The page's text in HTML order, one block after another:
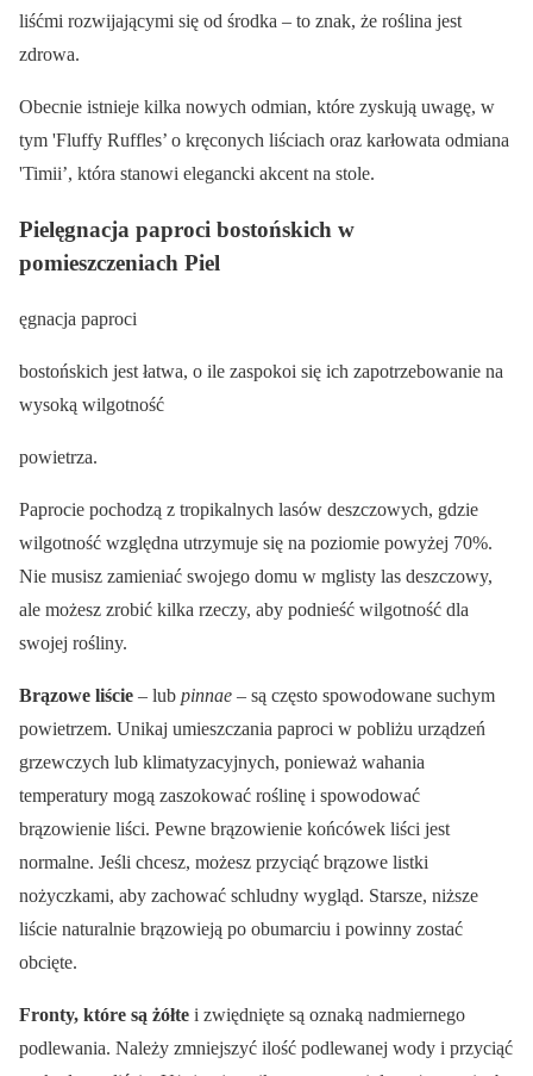
liśćmi rozwijającymi się od środka – to znak, że roślina jest
zdrowa.
Obecnie istnieje kilka nowych odmian, które zyskują uwagę, w
tym 'Fluffy Ruffles’ o kręconych liściach oraz karłowata odmiana
'Timii’, która stanowi elegancki akcent na stole.
Pielęgnacja paproci bostońskich w
pomieszczeniach Piel
ęgnacja paproci
bostońskich jest łatwa, o ile zaspokoi się ich zapotrzebowanie na
wysoką wilgotność
powietrza.
Paprocie pochodzą z tropikalnych lasów deszczowych, gdzie
wilgotność względna utrzymuje się na poziomie powyżej 70%.
Nie musisz zamieniać swojego domu w mglisty las deszczowy,
ale możesz zrobić kilka rzeczy, aby podnieść wilgotność dla
swojej rośliny.
Brązowe liście – lub pinnae – są często spowodowane suchym
powietrzem. Unikaj umieszczania paproci w pobliżu urządzeń
grzewczych lub klimatyzacyjnych, ponieważ wahania
temperatury mogą zaszokować roślinę i spowodować
brązowienie liści. Pewne brązowienie końcówek liści jest
normalne. Jeśli chcesz, możesz przyciąć brązowe listki
nożyczkami, aby zachować schludny wygląd. Starsze, niższe
liście naturalnie brązowieją po obumarciu i powinny zostać
obcięte.
Fronty, które są żółte i zwiędnięte są oznaką nadmiernego
podlewania. Należy zmniejszyć ilość podlewanej wody i przyciąć